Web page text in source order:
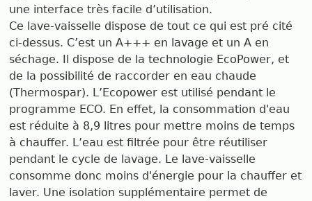
une interface très facile d’utilisation.
Ce lave-vaisselle dispose de tout ce qui est pré cité
ci-dessus. C’est un A+++ en lavage et un A en
séchage. Il dispose de la technologie EcoPower, et
de la possibilité de raccorder en eau chaude
(Thermospar). L’Ecopower est utilisé pendant le
programme ECO. En effet, la consommation d'eau
est réduite à 8,9 litres pour mettre moins de temps
à chauffer. L’eau est filtrée pour être réutiliser
pendant le cycle de lavage. Le lave-vaisselle
consomme donc moins d'énergie pour la chauffer et
laver. Une isolation supplémentaire permet de